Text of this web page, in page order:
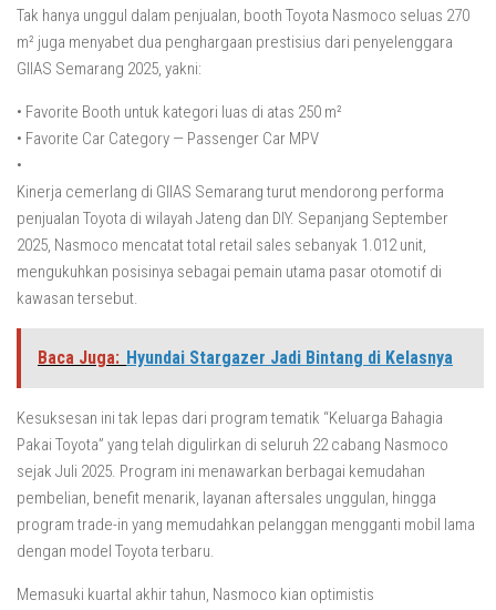
Tak hanya unggul dalam penjualan, booth Toyota Nasmoco seluas 270
m² juga menyabet dua penghargaan prestisius dari penyelenggara
GIIAS Semarang 2025, yakni:
• Favorite Booth untuk kategori luas di atas 250 m²
• Favorite Car Category — Passenger Car MPV
•
Kinerja cemerlang di GIIAS Semarang turut mendorong performa
penjualan Toyota di wilayah Jateng dan DIY. Sepanjang September
2025, Nasmoco mencatat total retail sales sebanyak 1.012 unit,
mengukuhkan posisinya sebagai pemain utama pasar otomotif di
kawasan tersebut.
Baca Juga: Hyundai Stargazer Jadi Bintang di Kelasnya
Kesuksesan ini tak lepas dari program tematik “Keluarga Bahagia
Pakai Toyota” yang telah digulirkan di seluruh 22 cabang Nasmoco
sejak Juli 2025. Program ini menawarkan berbagai kemudahan
pembelian, benefit menarik, layanan aftersales unggulan, hingga
program trade-in yang memudahkan pelanggan mengganti mobil lama
dengan model Toyota terbaru.
Memasuki kuartal akhir tahun, Nasmoco kian optimistis